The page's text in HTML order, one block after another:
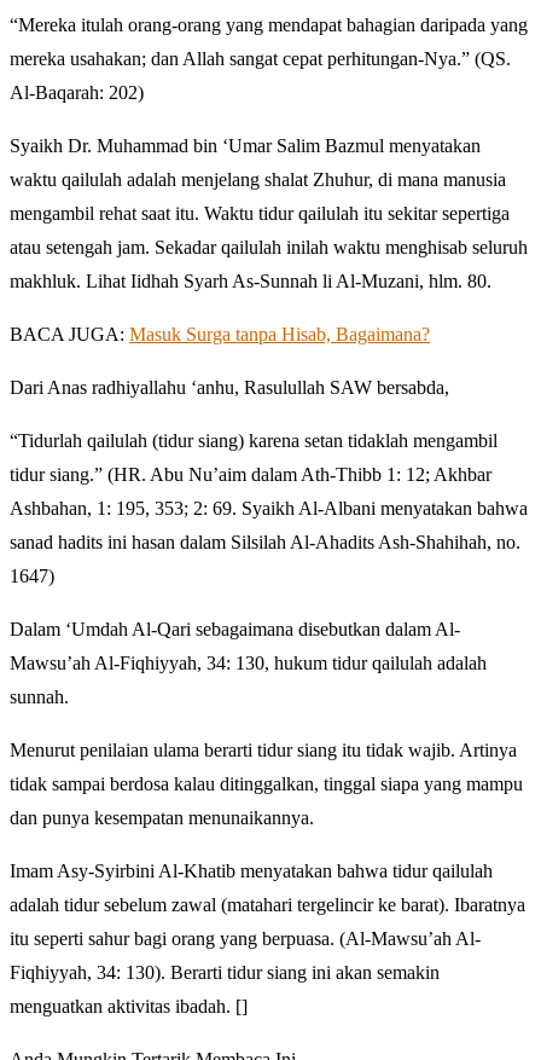
“Mereka itulah orang-orang yang mendapat bahagian daripada yang
mereka usahakan; dan Allah sangat cepat perhitungan-Nya.” (QS.
Al-Baqarah: 202)
Syaikh Dr. Muhammad bin ‘Umar Salim Bazmul menyatakan
waktu qailulah adalah menjelang shalat Zhuhur, di mana manusia
mengambil rehat saat itu. Waktu tidur qailulah itu sekitar sepertiga
atau setengah jam. Sekadar qailulah inilah waktu menghisab seluruh
makhluk. Lihat Iidhah Syarh As-Sunnah li Al-Muzani, hlm. 80.
BACA JUGA: Masuk Surga tanpa Hisab, Bagaimana?
Dari Anas radhiyallahu ‘anhu, Rasulullah SAW bersabda,
“Tidurlah qailulah (tidur siang) karena setan tidaklah mengambil
tidur siang.” (HR. Abu Nu’aim dalam Ath-Thibb 1: 12; Akhbar
Ashbahan, 1: 195, 353; 2: 69. Syaikh Al-Albani menyatakan bahwa
sanad hadits ini hasan dalam Silsilah Al-Ahadits Ash-Shahihah, no.
1647)
Dalam ‘Umdah Al-Qari sebagaimana disebutkan dalam Al-
Mawsu’ah Al-Fiqhiyyah, 34: 130, hukum tidur qailulah adalah
sunnah.
Menurut penilaian ulama berarti tidur siang itu tidak wajib. Artinya
tidak sampai berdosa kalau ditinggalkan, tinggal siapa yang mampu
dan punya kesempatan menunaikannya.
Imam Asy-Syirbini Al-Khatib menyatakan bahwa tidur qailulah
adalah tidur sebelum zawal (matahari tergelincir ke barat). Ibaratnya
itu seperti sahur bagi orang yang berpuasa. (Al-Mawsu’ah Al-
Fiqhiyyah, 34: 130). Berarti tidur siang ini akan semakin
menguatkan aktivitas ibadah. []